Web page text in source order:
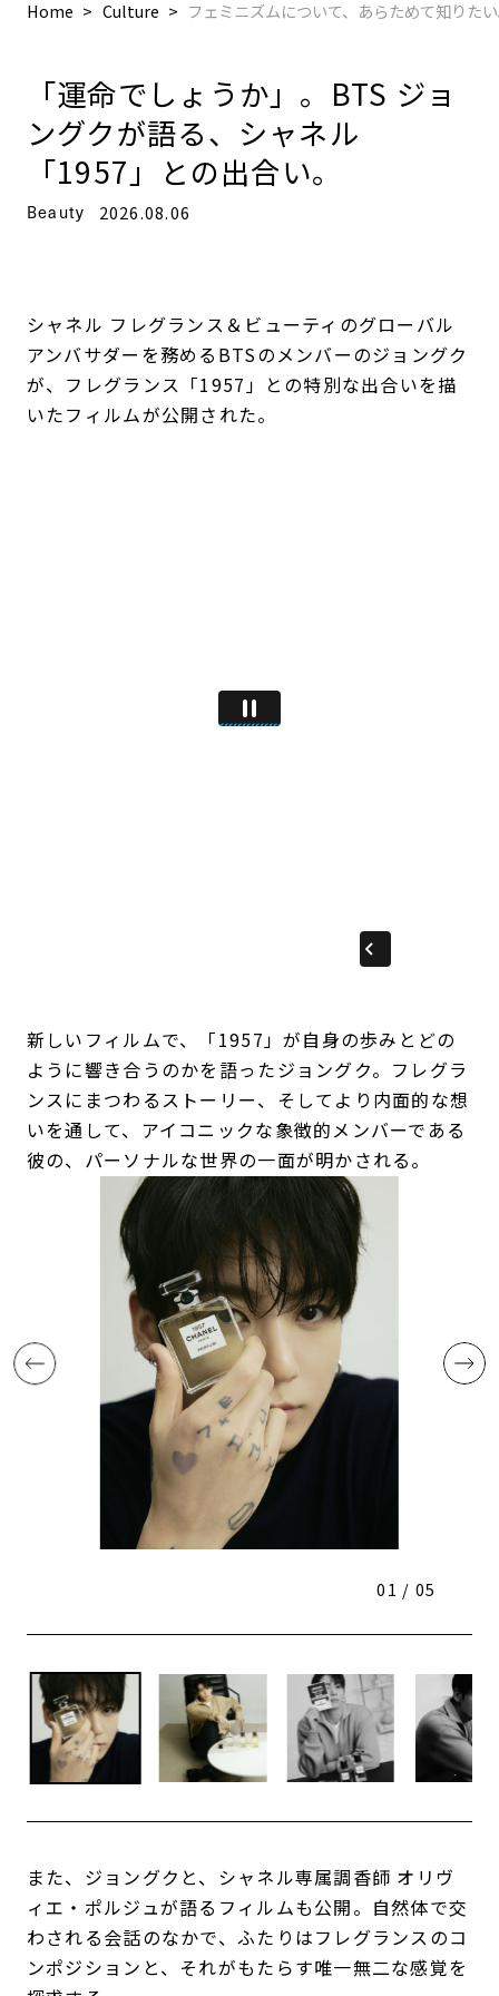
Home Culture フェミニズムについて、あらためて知りた
「運命でしょうか」。BTS ジョ
ングクが語る、シャネル
「1957」との出合い。
Beauty 2026.08.06
シャネル フレグランス＆ビューティのグローバル
アンバサダーを務めるBTSのメンバーのジョングク
が、フレグランス「1957」との特別な出合いを描
いたフィルムが公開された。
新しいフィルムで、「1957」が自身の歩みとどの
ように響き合うのかを語ったジョングク。フレグラ
ンスにまつわるストーリー、そしてより内面的な想
いを通して、アイコニックな象徴的メンバーである
彼の、パーソナルな世界の一面が明かされる。
01 / 05
また、ジョングクと、シャネル専属調香師 オリヴ
ィエ・ポルジュが語るフィルムも公開。自然体で交
わされる会話のなかで、ふたりはフレグランスのコ
ンポジションと、それがもたらす唯一無二な感覚を